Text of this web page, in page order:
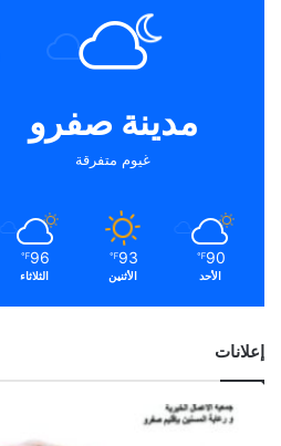
مدينة صفرو
غيوم متفرقة
90
℉
الأحد
93
℉
الأثنين
96
℉
الثلاثاء
إعلانات